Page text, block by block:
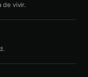
de vivir.